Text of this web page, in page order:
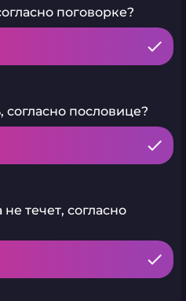
поговорке?
пословице?
течет, согласно